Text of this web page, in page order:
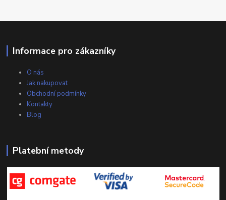
Informace pro zákazníky
O nás
Jak nakupovat
Obchodní podmínky
Kontakty
Blog
Platební metody